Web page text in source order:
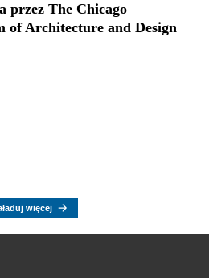
przez The Chicago
of Architecture and Design
więcej